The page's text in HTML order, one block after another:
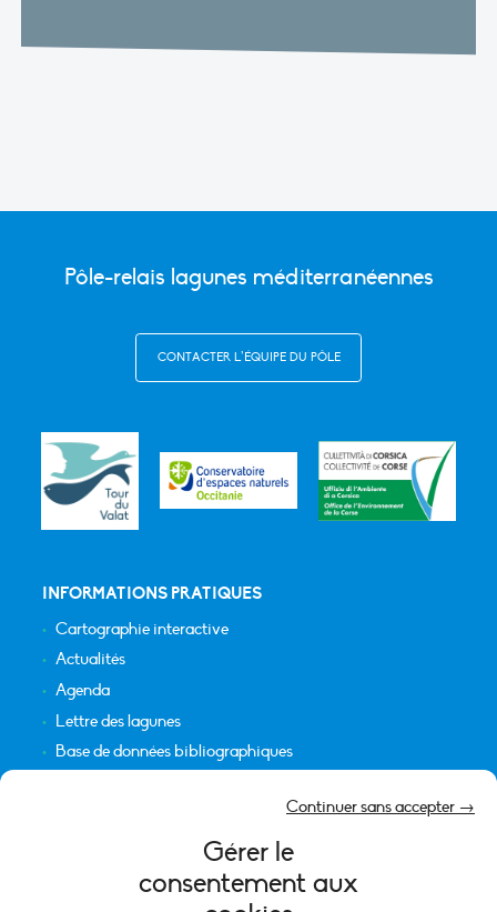
Gérer le
consentement aux
Continuer sans accepter →
Pôle-relais lagunes méditerranéennes
CONTACTER L’ÉQUIPE DU PÔLE
INFORMATIONS PRATIQUES
Cartographie interactive
Actualités
Agenda
Lettre des lagunes
Base de données bibliographiques
Mentions légales